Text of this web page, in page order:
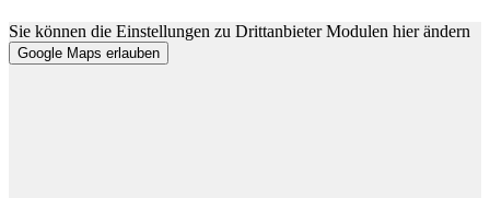
Sie können die Einstellungen zu Drittanbieter Modulen hier ändern
Google Maps erlauben